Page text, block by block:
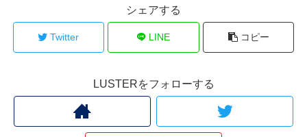
シェアする
Twitter LINE コピー
LUSTERをフォローする